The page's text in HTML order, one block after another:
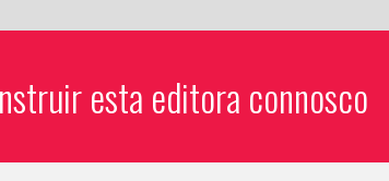
esta editora connosco